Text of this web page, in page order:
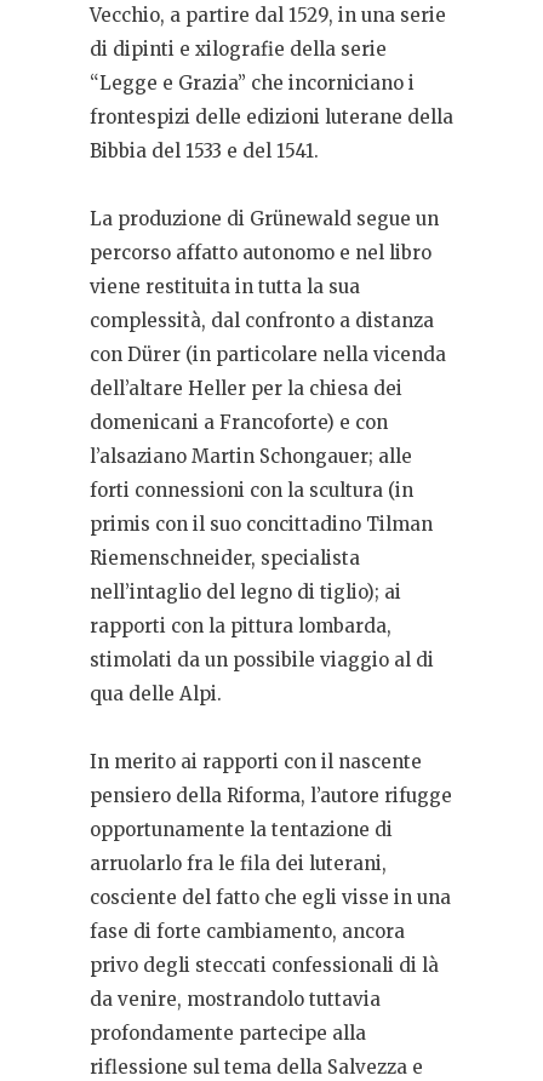
Vecchio, a partire dal 1529, in una serie
di dipinti e xilografie della serie
“Legge e Grazia” che incorniciano i
frontespizi delle edizioni luterane della
Bibbia del 1533 e del 1541.
La produzione di Grünewald segue un
percorso affatto autonomo e nel libro
viene restituita in tutta la sua
complessità, dal confronto a distanza
con Dürer (in particolare nella vicenda
dell’altare Heller per la chiesa dei
domenicani a Francoforte) e con
l’alsaziano Martin Schongauer; alle
forti connessioni con la scultura (in
primis con il suo concittadino Tilman
Riemenschneider, specialista
nell’intaglio del legno di tiglio); ai
rapporti con la pittura lombarda,
stimolati da un possibile viaggio al di
qua delle Alpi.
In merito ai rapporti con il nascente
pensiero della Riforma, l’autore rifugge
opportunamente la tentazione di
arruolarlo fra le fila dei luterani,
cosciente del fatto che egli visse in una
fase di forte cambiamento, ancora
privo degli steccati confessionali di là
da venire, mostrandolo tuttavia
profondamente partecipe alla
riflessione sul tema della Salvezza e